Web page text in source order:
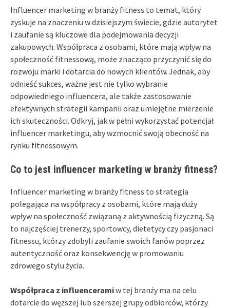
Influencer marketing w branży fitness to temat, który
zyskuje na znaczeniu w dzisiejszym świecie, gdzie autorytet
i zaufanie są kluczowe dla podejmowania decyzji
zakupowych. Współpraca z osobami, które mają wpływ na
społeczność fitnessową, może znacząco przyczynić się do
rozwoju marki i dotarcia do nowych klientów. Jednak, aby
odnieść sukces, ważne jest nie tylko wybranie
odpowiedniego influencera, ale także zastosowanie
efektywnych strategii kampanii oraz umiejętne mierzenie
ich skuteczności. Odkryj, jak w pełni wykorzystać potencjał
influencer marketingu, aby wzmocnić swoją obecność na
rynku fitnessowym.
Co to jest influencer marketing w branży fitness?
Influencer marketing w branży fitness to strategia
polegająca na współpracy z osobami, które mają duży
wpływ na społeczność związaną z aktywnością fizyczną. Są
to najczęściej trenerzy, sportowcy, dietetycy czy pasjonaci
fitnessu, którzy zdobyli zaufanie swoich fanów poprzez
autentyczność oraz konsekwencję w promowaniu
zdrowego stylu życia.
Współpraca z influenceramiw tej branży ma na celu
dotarcie do węższej lub szerszej grupy odbiorców, którzy